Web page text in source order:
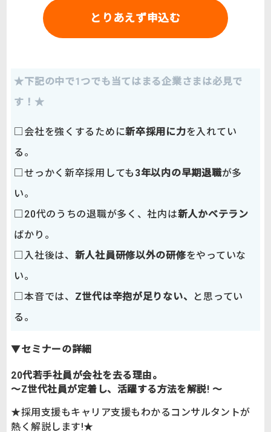
とりあえず申込む
★下記の中で1つでも当てはまる企業さまは必見で
す！★
□会社を強くするために新卒採用に力を入れてい
る。
□せっかく新卒採用しても 3年以内の早期退職が多
い。
□20代のうちの退職が多く、社内は新人かベテラン
ばかり。
□入社後は、 新人社員研修以外の研修をやっていな
い。
□本音では、 Z世代は辛抱が足りない、
と思ってい
る。
▼セミナーの詳細
20代若手社員が会社を去る理由。
～Z世代社員が定着し、活躍する方法を解説! ～
★採用支援もキャリア支援もわかるコンサルタントが
熱く解説します!★